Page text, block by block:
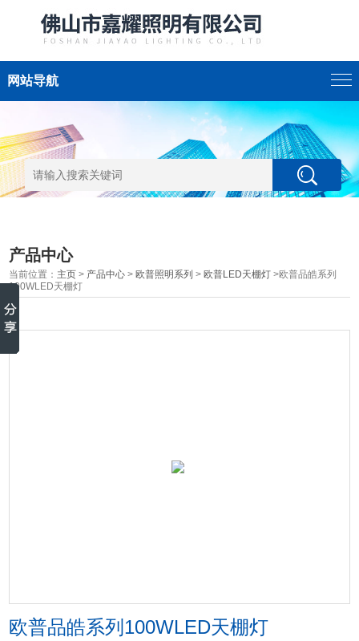
网站导航
产品中心
当前位置： 主页 > 产品中心 > 欧普照明系列 > 欧普LED天棚灯 >欧普品皓系列
100WLED天棚灯
欧普品皓系列100WLED天棚灯